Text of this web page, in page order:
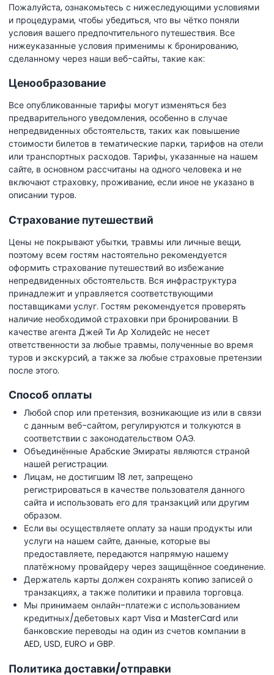
Пожалуйста, ознакомьтесь с нижеследующими условиями
и процедурами, чтобы убедиться, что вы чётко поняли
условия вашего предпочтительного путешествия. Все
нижеуказанные условия применимы к бронированию,
сделанному через наши веб-сайты, такие как:
Ценообразование
Все опубликованные тарифы могут изменяться без
предварительного уведомления, особенно в случае
непредвиденных обстоятельств, таких как повышение
стоимости билетов в тематические парки, тарифов на отели
или транспортных расходов. Тарифы, указанные на нашем
сайте, в основном рассчитаны на одного человека и не
включают страховку, проживание, если иное не указано в
описании туров.
Страхование путешествий
Цены не покрывают убытки, травмы или личные вещи,
поэтому всем гостям настоятельно рекомендуется
оформить страхование путешествий во избежание
непредвиденных обстоятельств. Вся инфраструктура
принадлежит и управляется соответствующими
поставщиками услуг. Гостям рекомендуется проверять
наличие необходимой страховки при бронировании. В
качестве агента Джей Ти Ар Холидейс не несет
ответственности за любые травмы, полученные во время
туров и экскурсий, а также за любые страховые претензии
после этого.
Способ оплаты
Любой спор или претензия, возникающие из или в связи
с данным веб-сайтом, регулируются и толкуются в
соответствии с законодательством ОАЭ.
Объединённые Арабские Эмираты являются страной
нашей регистрации.
Лицам, не достигшим 18 лет, запрещено
регистрироваться в качестве пользователя данного
сайта и использовать его для транзакций или другим
образом.
Если вы осуществляете оплату за наши продукты или
услуги на нашем сайте, данные, которые вы
предоставляете, передаются напрямую нашему
платёжному провайдеру через защищённое соединение.
Держатель карты должен сохранять копию записей о
транзакциях, а также политики и правила торговца.
Мы принимаем онлайн-платежи с использованием
кредитных/дебетовых карт Visa и MasterCard или
банковские переводы на один из счетов компании в
AED, USD, EURO и GBP.
Политика доставки/отправки